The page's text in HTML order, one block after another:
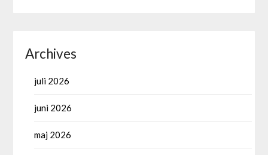
Archives
juli 2026
juni 2026
maj 2026